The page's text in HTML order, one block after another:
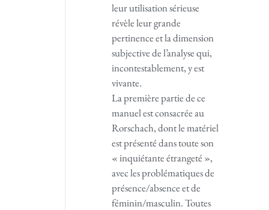
leur utilisation sérieuse
révèle leur grande
pertinence et la dimension
subjective de l’analyse qui,
incontestablement, y est
vivante.
La première partie de ce
manuel est consacrée au
Rorschach, dont le matériel
est présenté dans toute son
« inquiétante étrangeté »,
avec les problématiques de
présence/absence et de
féminin/masculin. Toutes